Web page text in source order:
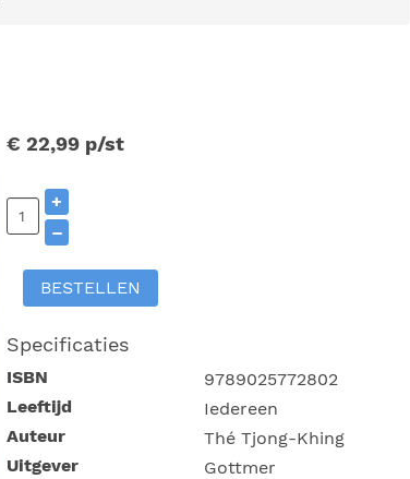
€ 22,99 p/st
+
–
BESTELLEN
Specificaties
ISBN
9789025772802
Leeftijd
Iedereen
Auteur
Thé Tjong-Khing
Uitgever
Gottmer